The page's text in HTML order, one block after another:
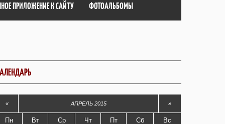
ПРИЛОЖЕНИЕ К САЙТУ ФОТОАЛЬБОМЫ
« АПРЕЛЬ 2015 »
Пн Вт Ср Чт Пт Сб Вс